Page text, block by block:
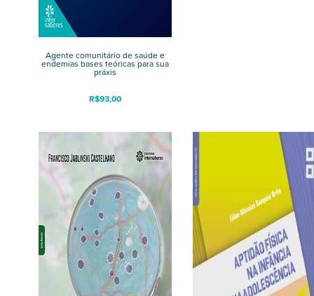
Agente comunitário de saúde e
endemias bases teóricas para sua
práxis
R$93,00